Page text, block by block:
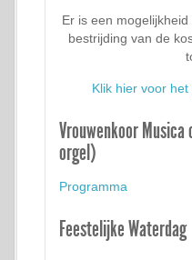
Er is een
bestrijding van de
Klik hier voor
Vrouwenkoor
orgel)
Programma
Feestelijke Waterdag